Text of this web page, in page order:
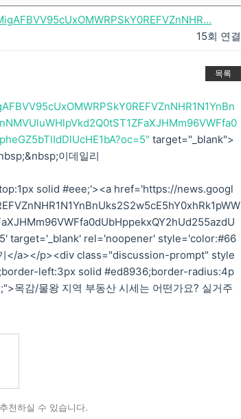
15회 연결
목록
target="_blank">
이데일리
solid #eee;'><a href='https://news.googl
target='_blank' rel='noopener' style='color:#66
</a></p><div class="discussion-prompt" style
left:3px solid #ed8936;border-radius:4p
감/물왕 지역 부동산 시세는 어떤가요? 실거주
천하실 수 있습니다.